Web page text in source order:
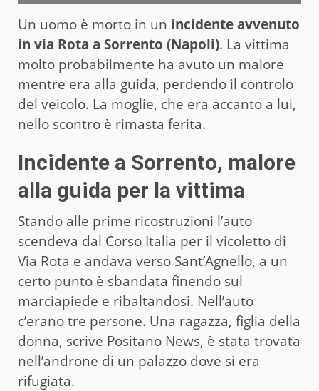
Un uomo è morto in un incidente avvenuto
in via Rota a Sorrento (Napoli). La vittima
molto probabilmente ha avuto un malore
mentre era alla guida, perdendo il controlo
del veicolo. La moglie, che era accanto a lui,
nello scontro è rimasta ferita.
Incidente a Sorrento, malore
alla guida per la vittima
Stando alle prime ricostruzioni l’auto
scendeva dal Corso Italia per il vicoletto di
Via Rota e andava verso Sant’Agnello, a un
certo punto è sbandata finendo sul
marciapiede e ribaltandosi. Nell’auto
c’erano tre persone. Una ragazza, figlia della
donna, scrive Positano News, è stata trovata
nell’androne di un palazzo dove si era
rifugiata.